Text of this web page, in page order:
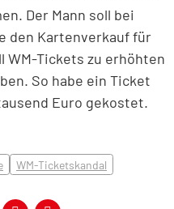
Der Mann soll bei
den Kartenverkauf für
WM-Tickets zu erhöhten
So habe ein Ticket
Euro gekostet.
WM-Ticketskandal